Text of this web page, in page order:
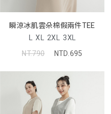
瞬涼冰肌雲朵棉假兩件TEE
L XL 2XL 3XL
NT.790
NTD.695